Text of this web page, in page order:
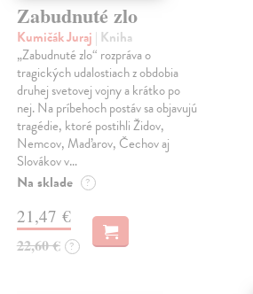
Zabudnuté zlo
Kumičák Juraj | Kniha
„Zabudnuté zlo“ rozpráva o
tragických udalostiach z obdobia
druhej svetovej vojny a krátko po
nej. Na príbehoch postáv sa objavujú
tragédie, ktoré postihli Židov,
Nemcov, Maďarov, Čechov aj
Slovákov v…
Na sklade ?
21,47 €
22,60 € ?